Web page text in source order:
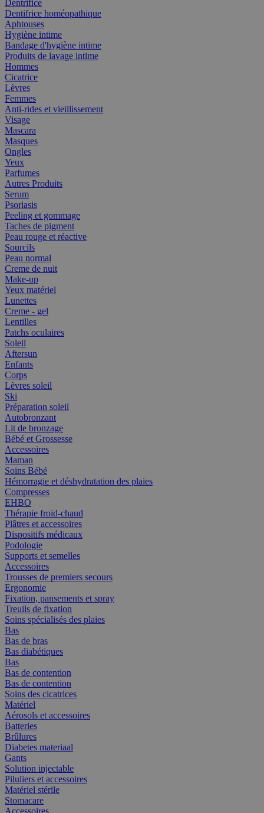
Dentrifice
Dentifrice homéopathique
Aphtouses
Hygiène intime
Bandage d'hygiène intime
Produits de lavage intime
Hommes
Cicatrice
Lèvres
Femmes
Anti-rides et vieillissement
Visage
Mascara
Masques
Ongles
Yeux
Parfumes
Autres Produits
Serum
Psoriasis
Peeling et gommage
Taches de pigment
Peau rouge et réactive
Sourcils
Peau normal
Creme de nuit
Make-up
Yeux matériel
Lunettes
Creme - gel
Lentilles
Patchs oculaires
Soleil
Aftersun
Enfants
Corps
Lèvres soleil
Ski
Préparation soleil
Autobronzant
Lit de bronzage
Bébé et Grossesse
Accessoires
Maman
Soins Bébé
Hémorragie et déshydratation des plaies
Compresses
EHBO
Thérapie froid-chaud
Plâtres et accessoires
Dispositifs médicaux
Podologie
Supports et semelles
Accessoires
Trousses de premiers secours
Ergonomie
Fixation, pansements et spray
Treuils de fixation
Soins spécialisés des plaies
Bas
Bas de bras
Bas diabétiques
Bas
Bas de contention
Bas de contention
Soins des cicatrices
Matériel
Aérosols et accessoires
Batteries
Brûlures
Diabetes materiaal
Gants
Solution injectable
Piluliers et accessoires
Matériel stérile
Stomacare